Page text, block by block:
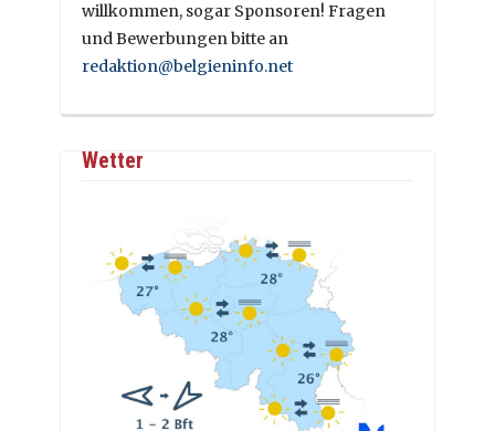
willkommen, sogar Sponsoren! Fragen
und Bewerbungen bitte an
redaktion@belgieninfo.net
Wetter